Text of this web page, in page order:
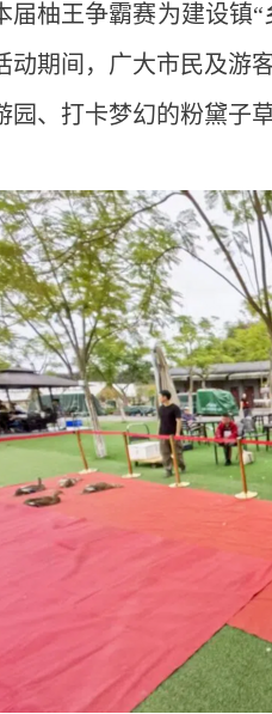
届柚王争霸赛为建设镇
动期间，广大市民及游
园、打卡梦幻的粉黛子